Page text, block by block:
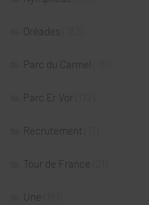
Oréades
Parc du Carmel
Parc Er Vor
Recrutement
Tour de France
Une